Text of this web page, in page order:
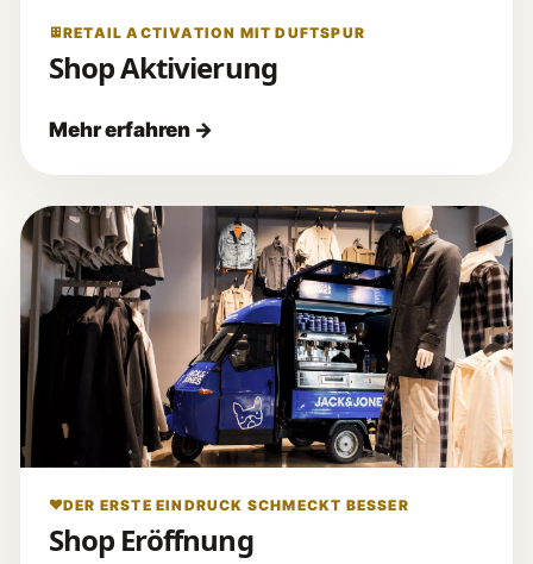
RETAIL ACTIVATION MIT DUFTSPUR
Shop Aktivierung
DER ERSTE EINDRUCK SCHMECKT BESSER
Shop Eröffnung